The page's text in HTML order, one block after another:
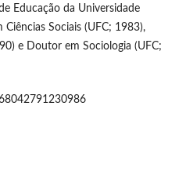
Educação da Universidade
Ciências Sociais (UFC; 1983),
e Doutor em Sociologia (UFC;